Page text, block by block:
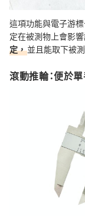
這項功能與電子游
定在被測物上會影響
定，並且能取下被
滾動推輪：便於